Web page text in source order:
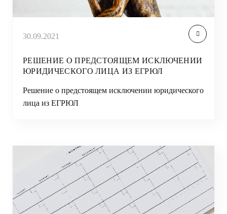
30.09.2021
РЕШЕНИЕ О ПРЕДСТОЯЩЕМ ИСКЛЮЧЕНИИ
ЮРИДИЧЕСКОГО ЛИЦА ИЗ ЕГРЮЛ
Решение о предстоящем исключении юридического
лица из ЕГРЮЛ